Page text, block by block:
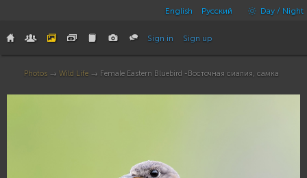
English Русский Day / Night
Sign in Sign up
Photos → Wild Life → Female Eastern Bluebird -Восточная сиалия, самка